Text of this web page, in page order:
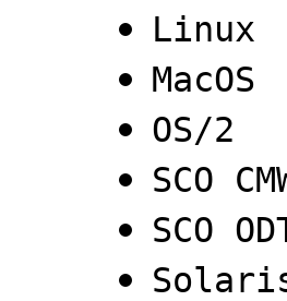
Linux
MacOS
OS/2
SCO
SCO